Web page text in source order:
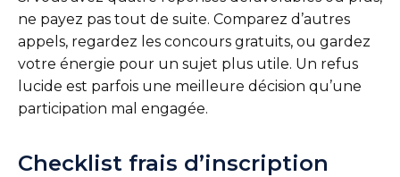
ne payez pas tout de suite. Comparez d’autres
appels, regardez les concours gratuits, ou gardez
votre énergie pour un sujet plus utile. Un refus
lucide est parfois une meilleure décision qu’une
participation mal engagée.
Checklist frais d’inscription